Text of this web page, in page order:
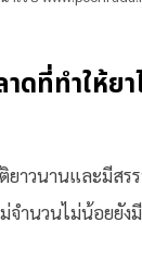
ดที่ทำให้ยา
ยาวนานและมีส
ำนวนไม่น้อยยัง